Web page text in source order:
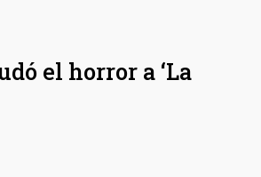
el horror a ‘La